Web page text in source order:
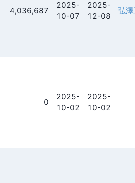
4,036,687
2025-
10-07
2025-
12-08
弘澤
0
2025-
10-02
2025-
10-02